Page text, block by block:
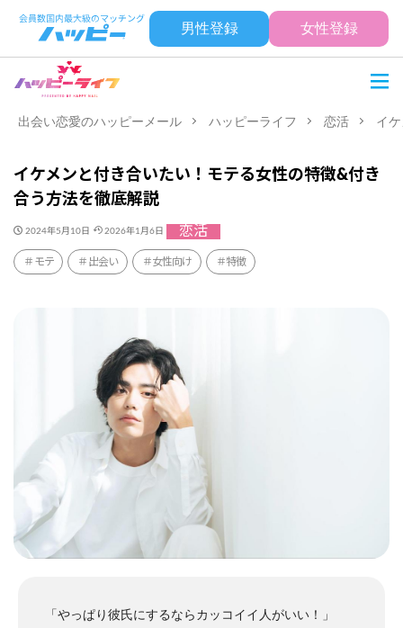
男性登録 女性登録
出会い恋愛のハッピーメール ハッピーライフ 恋活 イ
イケメンと付き合いたい！モテる女性の特徴&付き
合う方法を徹底解説
2024年5月10日 2026年1月6日 恋活
モテ 出会い 女性向け 特徴
「やっぱり彼氏にするならカッコイイ人がいい！」